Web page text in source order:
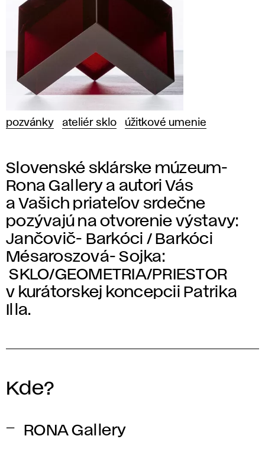
pozvánky ateliér sklo úžitkové umenie
Slovenské sklárske múzeum-
Rona Gallery a autori Vás
a Vašich priateľov srdečne
pozývajú na otvorenie výstavy:
Jančovič- Barkóci / Barkóci
Mésaroszová- Sojka:
SKLO/GEOMETRIA/PRIESTOR
v kurátorskej koncepcii Patrika
Illa.
Kde?
RONA Gallery